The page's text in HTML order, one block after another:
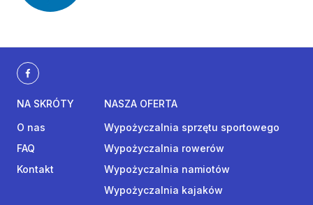
NA SKRÓTY
O nas
FAQ
Kontakt
NASZA OFERTA
Wypożyczalnia sprzętu sportowego
Wypożyczalnia rowerów
Wypożyczalnia namiotów
Wypożyczalnia kajaków